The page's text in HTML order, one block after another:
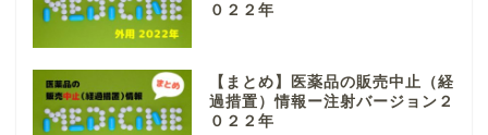
０２２年
【まとめ】医薬品の販売中止（経
過措置）情報ー注射バージョン２
０２２年